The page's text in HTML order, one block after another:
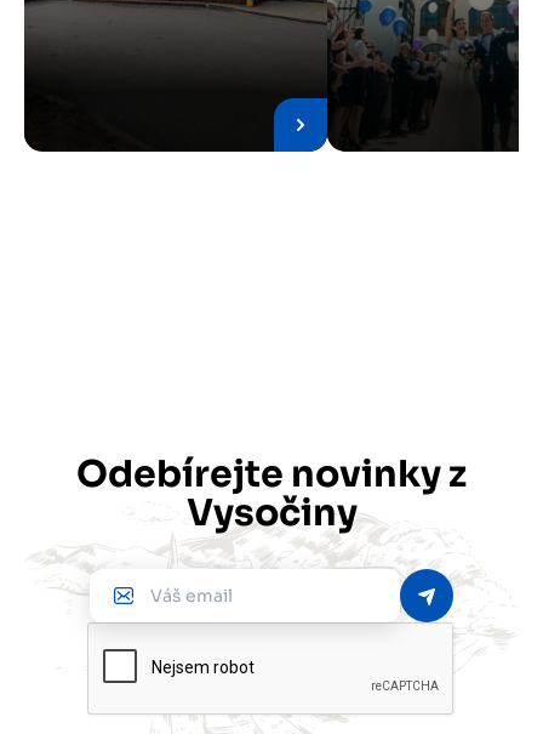
Odebírejte novinky z
Vysočiny